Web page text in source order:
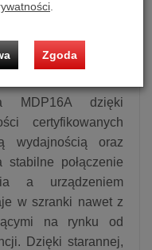
kondycjonerów z
stanowi najlepszą
MDP16A dzięki
certyfikowanych
wydajnością oraz
połączenie
a urządzeniem
w szranki nawet z
na rynku od
Dzięki starannej,
Zgoda